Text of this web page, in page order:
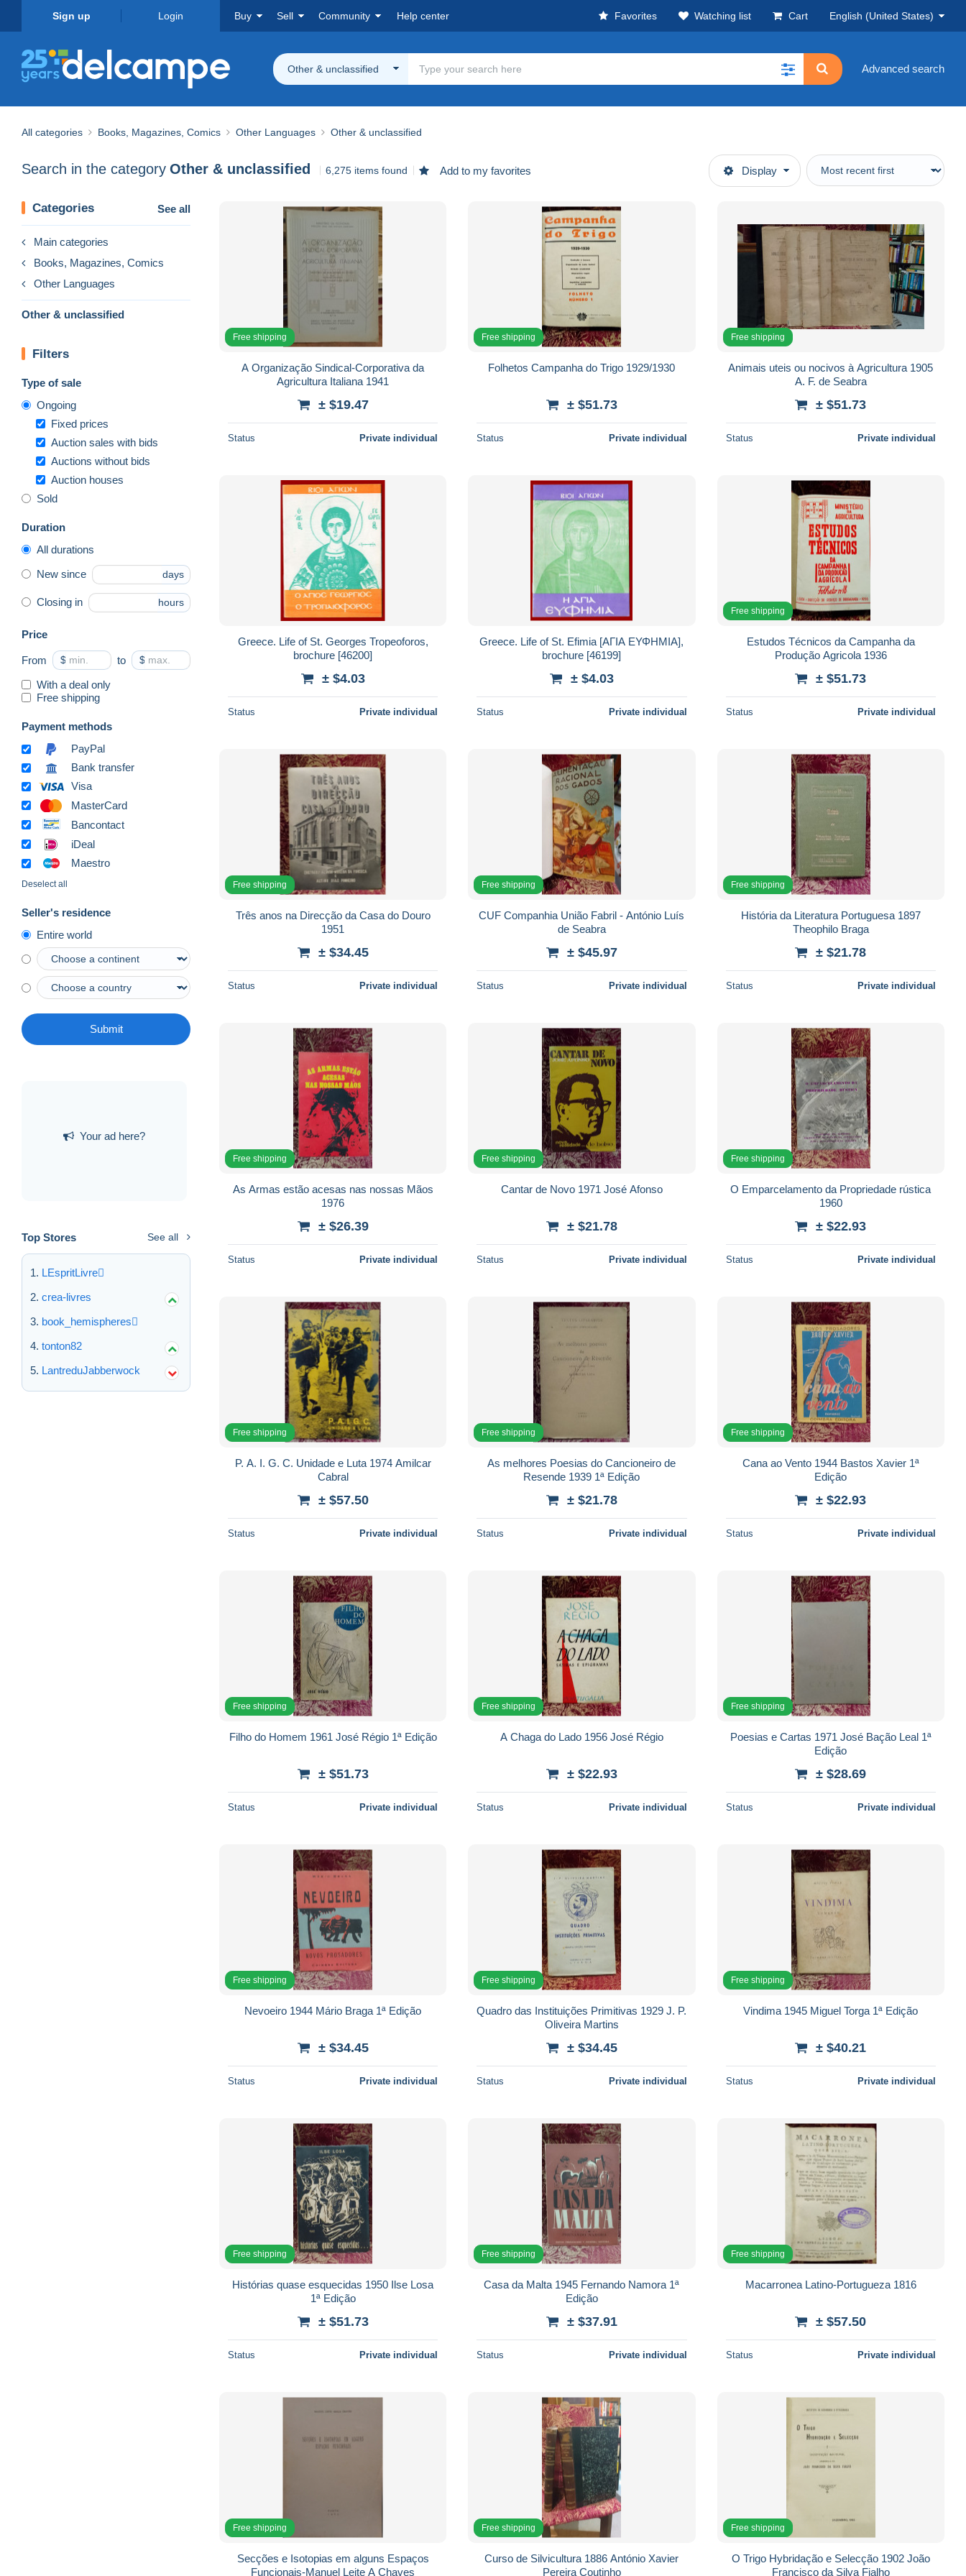
Sign up Login Buy Sell Community Help center Favorites Watching list Cart English (United States)
Other & unclassified Advanced search
All categories Books, Magazines, Comics Other Languages Other & unclassified
Search in the category Other & unclassified 6,275 items found Add to my favorites Display
Categories See all
Main categories
Books, Magazines, Comics
Other Languages
Other & unclassified
Filters
Type of sale
Ongoing
Fixed prices
Auction sales with bids
Auctions without bids
Auction houses
Sold
Duration
All durations
New since days
Closing in hours
Price
From $ to $
With a deal only
Free shipping
Payment methods
PayPal
Bank transfer
Visa
MasterCard
Bancontact
iDeal
Maestro
Deselect all
Seller's residence
Entire world
Submit
Your ad here?
Top Stores See all
LEspritLivre
crea-livres
book_hemispheres
tonton82
LantreduJabberwock
Free shipping
A Organização Sindical-Corporativa da
Agricultura Italiana 1941
± $19.47
Status Private individual
Free shipping
Folhetos Campanha do Trigo 1929/1930
± $51.73
Status Private individual
Free shipping
Animais uteis ou nocivos à Agricultura 1905
A. F. de Seabra
± $51.73
Status Private individual
Greece. Life of St. Georges Tropeoforos,
brochure [46200]
± $4.03
Status Private individual
Greece. Life of St. Efimia [ΑΓΙΑ ΕΥΦΗΜΙΑ],
brochure [46199]
± $4.03
Status Private individual
Free shipping
Estudos Técnicos da Campanha da
Produção Agricola 1936
± $51.73
Status Private individual
Free shipping
Três anos na Direcção da Casa do Douro
1951
± $34.45
Status Private individual
Free shipping
CUF Companhia União Fabril - António Luís
de Seabra
± $45.97
Status Private individual
Free shipping
História da Literatura Portuguesa 1897
Theophilo Braga
± $21.78
Status Private individual
Free shipping
As Armas estão acesas nas nossas Mãos
1976
± $26.39
Status Private individual
Free shipping
Cantar de Novo 1971 José Afonso
± $21.78
Status Private individual
Free shipping
O Emparcelamento da Propriedade rústica
1960
± $22.93
Status Private individual
Free shipping
P. A. I. G. C. Unidade e Luta 1974 Amilcar
Cabral
± $57.50
Status Private individual
Free shipping
As melhores Poesias do Cancioneiro de
Resende 1939 1ª Edição
± $21.78
Status Private individual
Free shipping
Cana ao Vento 1944 Bastos Xavier 1ª
Edição
± $22.93
Status Private individual
Free shipping
Filho do Homem 1961 José Régio 1ª Edição
± $51.73
Status Private individual
Free shipping
A Chaga do Lado 1956 José Régio
± $22.93
Status Private individual
Free shipping
Poesias e Cartas 1971 José Bação Leal 1ª
Edição
± $28.69
Status Private individual
Free shipping
Nevoeiro 1944 Mário Braga 1ª Edição
± $34.45
Status Private individual
Free shipping
Quadro das Instituições Primitivas 1929 J. P.
Oliveira Martins
± $34.45
Status Private individual
Free shipping
Vindima 1945 Miguel Torga 1ª Edição
± $40.21
Status Private individual
Free shipping
Histórias quase esquecidas 1950 Ilse Losa
1ª Edição
± $51.73
Status Private individual
Free shipping
Casa da Malta 1945 Fernando Namora 1ª
Edição
± $37.91
Status Private individual
Free shipping
Macarronea Latino-Portugueza 1816
± $57.50
Status Private individual
Free shipping
Secções e Isotopias em alguns Espaços
Funcionais-Manuel Leite A Chaves
Free shipping
Curso de Silvicultura 1886 António Xavier
Pereira Coutinho
Free shipping
O Trigo Hybridação e Selecção 1902 João
Francisco da Silva Fialho